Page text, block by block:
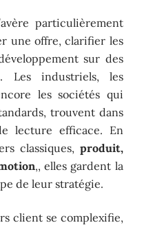
particulièrement
une offre, clarifier les
sur des
Les industriels, les
les sociétés qui
trouvent dans
lecture efficace. En
classiques, produit,
,, elles gardent la
de leur stratégie.
client se complexifie,